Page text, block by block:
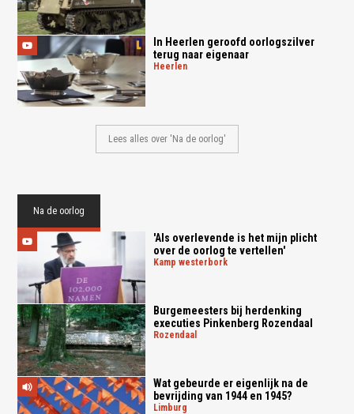
In Heerlen geroofd oorlogszilver
terug naar eigenaar
heerlen
Lees alles over 'Na de oorlog'
Na de oorlog
'Als overlevende is het mijn plicht
over de oorlog te vertellen'
kamp westerbork
Burgemeesters bij herdenking
executies Pinkenberg Rozendaal
rozendaal
Wat gebeurde er eigenlijk na de
bevrijding van 1944 en 1945?
limburg